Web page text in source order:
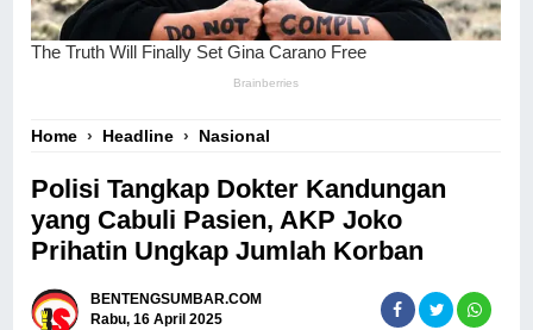
Home › Headline › Nasional
Polisi Tangkap Dokter Kandungan
yang Cabuli Pasien, AKP Joko
Prihatin Ungkap Jumlah Korban
BENTENGSUMBAR.COM
Rabu, 16 April 2025